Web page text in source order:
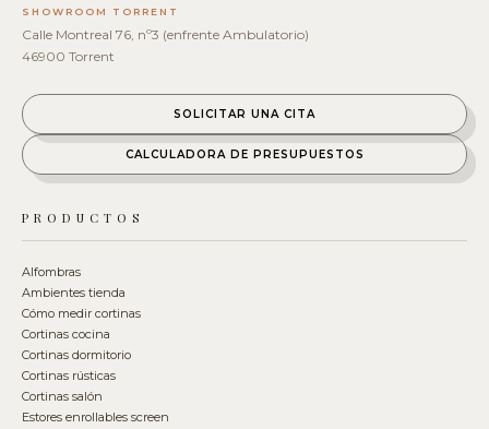
SHOWROOM TORRENT
Calle Montreal 76, nº3 (enfrente Ambulatorio)
46900 Torrent
SOLICITAR UNA CITA
CALCULADORA DE PRESUPUESTOS
PRODUCTOS
Alfombras
Ambientes tienda
Cómo medir cortinas
Cortinas cocina
Cortinas dormitorio
Cortinas rústicas
Cortinas salón
Estores enrollables screen